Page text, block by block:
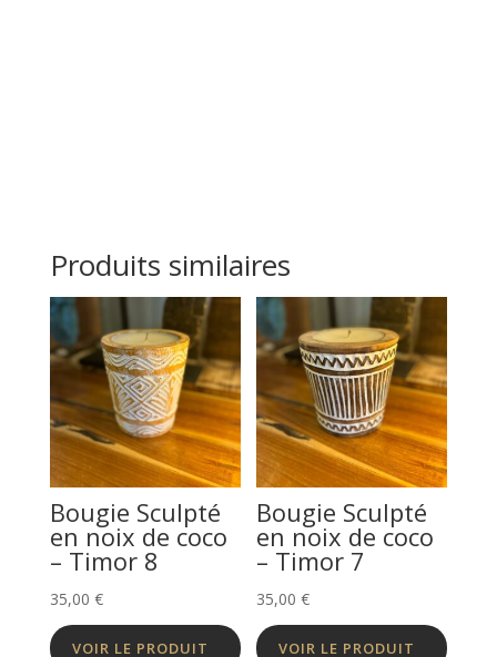
Produits similaires
Bougie Sculpté
en noix de coco
– Timor 8
35,00 €
VOIR LE PRODUIT
Bougie Sculpté
en noix de coco
– Timor 7
35,00€
VOIR LE PRODUIT